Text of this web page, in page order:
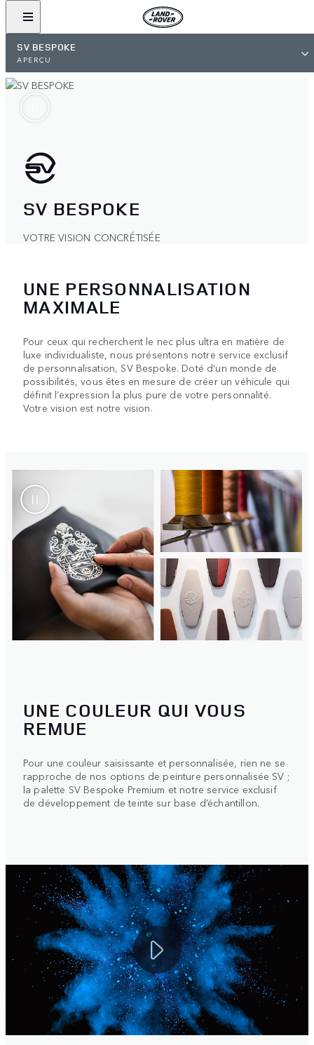
SV BESPOKE
APERÇU
SV BESPOKE
VOTRE VISION CONCRÉTISÉE
UNE PERSONNALISATION
MAXIMALE
Pour ceux qui recherchent le nec plus ultra en matière de
luxe individualiste, nous présentons notre service exclusif
de personnalisation, SV Bespoke. Doté d’un monde de
possibilités, vous êtes en mesure de créer un véhicule qui
définit l’expression la plus pure de votre personnalité.
Votre vision est notre vision.
UNE COULEUR QUI VOUS
REMUE
Pour une couleur saisissante et personnalisée, rien ne se
rapproche de nos options de peinture personnalisée SV ;
la palette SV Bespoke Premium et notre service exclusif
de développement de teinte sur base d’échantillon.